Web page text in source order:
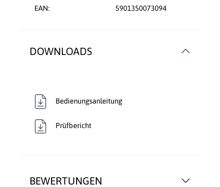
BEWERTUNGEN
EAN: 5901350073094
DOWNLOADS
Bedienungsanleitung
Prüfbericht